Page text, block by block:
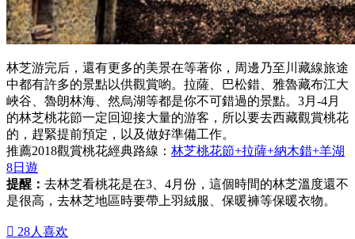
林芝游完后，還有更多的美景在等著你，周邊乃至川藏線旅途
中都有許多的景點以供觀賞喲。拉薩、巴松錯、雅魯藏布江大
峽谷、魯朗林海、然烏湖等都是你不可錯過的景點。3月-4月
的林芝桃花節一定回迎接大量的游客，所以要去西藏觀賞桃花
的，趕緊提前預定，以及做好準備工作。
推薦2018觀賞桃花經典路線： 林芝桃花節+拉薩+納木錯+羊湖
8日遊
提醒： 去林芝看桃花是在3、4月份，這個時間的林芝溫度還不
是很高，去林芝地區時要帶上羽絨服、保暖褲等保暖衣物。
 28人喜欢